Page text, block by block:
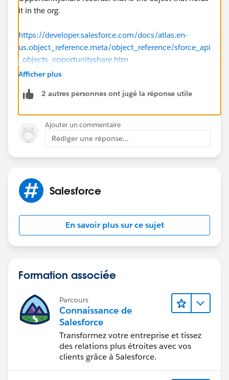
it in the org.
https://developer.salesforce.com/docs/atlas.en-
us.object_reference.meta/object_reference/sforce_api
_objects_opportunityshare.htm
Afficher plus
2 autres personnes ont jugé la réponse utile
Ajouter un commentaire
Rédiger une réponse...
Salesforce
En savoir plus sur ce sujet
Formation associée
Parcours
Connaissance de
Salesforce
Transformez votre entreprise et tissez
des relations plus étroites avec vos
clients grâce à Salesforce.